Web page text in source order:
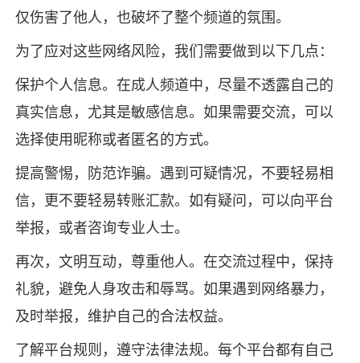
仅伤害了他人，也破坏了整个频道的氛围。
为了应对这些网络风险，我们需要做到以下几点：
保护个人信息。在成人频道中，尽量不透露自己的
真实信息，尤其是敏感信息。如果需要交流，可以
选择使用昵称或者匿名的方式。
提高警惕，防范诈骗。遇到可疑情况，不要轻易相
信，更不要轻易转账汇款。如有疑问，可以向平台
举报，或者咨询专业人士。
再次，文明互动，尊重他人。在交流过程中，保持
礼貌，避免人身攻击和辱骂。如果遇到网络暴力，
及时举报，维护自己的合法权益。
了解平台规则，遵守法律法规。每个平台都有自己